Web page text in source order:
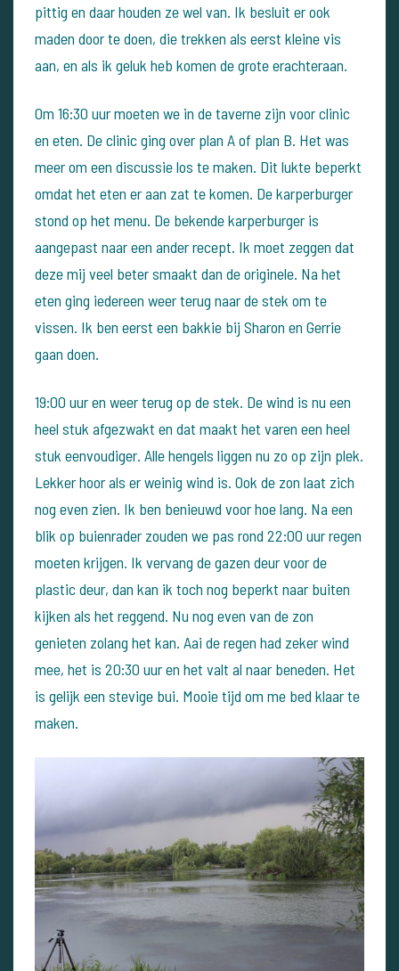
pittig en daar houden ze wel van. Ik besluit er ook
maden door te doen, die trekken als eerst kleine vis
aan, en als ik geluk heb komen de grote erachteraan.
Om 16:30 uur moeten we in de taverne zijn voor clinic
en eten. De clinic ging over plan A of plan B. Het was
meer om een discussie los te maken. Dit lukte beperkt
omdat het eten er aan zat te komen. De karperburger
stond op het menu. De bekende karperburger is
aangepast naar een ander recept. Ik moet zeggen dat
deze mij veel beter smaakt dan de originele. Na het
eten ging iedereen weer terug naar de stek om te
vissen. Ik ben eerst een bakkie bij Sharon en Gerrie
gaan doen.
19:00 uur en weer terug op de stek. De wind is nu een
heel stuk afgezwakt en dat maakt het varen een heel
stuk eenvoudiger. Alle hengels liggen nu zo op zijn plek.
Lekker hoor als er weinig wind is. Ook de zon laat zich
nog even zien. Ik ben benieuwd voor hoe lang. Na een
blik op buienrader zouden we pas rond 22:00 uur regen
moeten krijgen. Ik vervang de gazen deur voor de
plastic deur, dan kan ik toch nog beperkt naar buiten
kijken als het reggend. Nu nog even van de zon
genieten zolang het kan. Aai de regen had zeker wind
mee, het is 20:30 uur en het valt al naar beneden. Het
is gelijk een stevige bui. Mooie tijd om me bed klaar te
maken.